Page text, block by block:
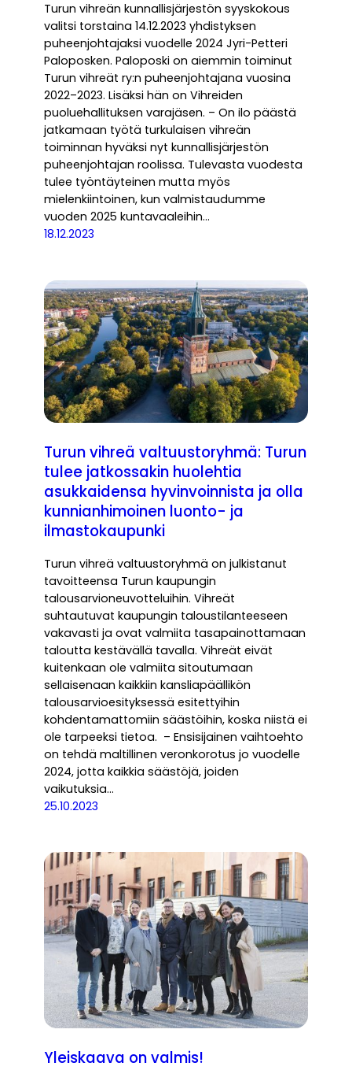
Turun vihreän kunnallisjärjestön syyskokous
valitsi torstaina 14.12.2023 yhdistyksen
puheenjohtajaksi vuodelle 2024 Jyri-Petteri
Paloposken. Paloposki on aiemmin toiminut
Turun vihreät ry:n puheenjohtajana vuosina
2022–2023. Lisäksi hän on Vihreiden
puoluehallituksen varajäsen. – On ilo päästä
jatkamaan työtä turkulaisen vihreän
toiminnan hyväksi nyt kunnallisjärjestön
puheenjohtajan roolissa. Tulevasta vuodesta
tulee työntäyteinen mutta myös
mielenkiintoinen, kun valmistaudumme
vuoden 2025 kuntavaaleihin…
18.12.2023
Turun vihreä valtuustoryhmä: Turun
tulee jatkossakin huolehtia
asukkaidensa hyvinvoinnista ja olla
kunnianhimoinen luonto- ja
ilmastokaupunki
Turun vihreä valtuustoryhmä on julkistanut
tavoitteensa Turun kaupungin
talousarvioneuvotteluihin. Vihreät
suhtautuvat kaupungin taloustilanteeseen
vakavasti ja ovat valmiita tasapainottamaan
taloutta kestävällä tavalla. Vihreät eivät
kuitenkaan ole valmiita sitoutumaan
sellaisenaan kaikkiin kansliapäällikön
talousarvioesityksessä esitettyihin
kohdentamattomiin säästöihin, koska niistä ei
ole tarpeeksi tietoa. – Ensisijainen vaihtoehto
on tehdä maltillinen veronkorotus jo vuodelle
2024, jotta kaikkia säästöjä, joiden
vaikutuksia…
25.10.2023
Yleiskaava on valmis!